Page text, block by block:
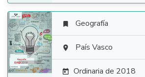

 Geografía
 País Vasco
 Ordinaria de 2018